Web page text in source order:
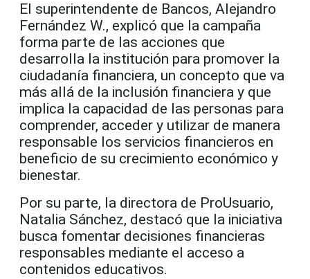
El superintendente de Bancos, Alejandro
Fernández W., explicó que la campaña
forma parte de las acciones que
desarrolla la institución para promover la
ciudadanía financiera, un concepto que va
más allá de la inclusión financiera y que
implica la capacidad de las personas para
comprender, acceder y utilizar de manera
responsable los servicios financieros en
beneficio de su crecimiento económico y
bienestar.
Por su parte, la directora de ProUsuario,
Natalia Sánchez, destacó que la iniciativa
busca fomentar decisiones financieras
responsables mediante el acceso a
contenidos educativos.